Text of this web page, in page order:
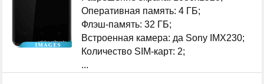
Оперативная память: 4 ГБ;
Флэш-память: 32 ГБ;
Встроенная камера: да Sony IMX230;
Количество SIM-карт: 2;
...